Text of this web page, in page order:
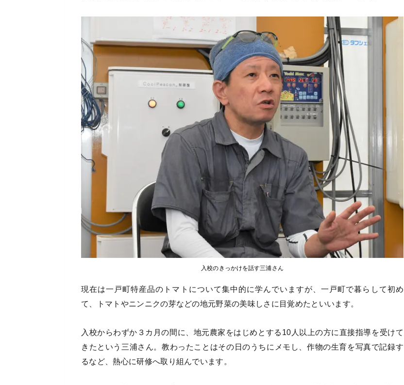
入校のきっかけを話す三浦さん
現在は一戸町特産品のトマトについて集中的に学んでいますが、一戸町で暮らして初め
て、トマトやニンニクの芽などの地元野菜の美味しさに目覚めたといいます。
入校からわずか３カ月の間に、地元農家をはじめとする10人以上の方に直接指導を受けて
きたという三浦さん。教わったことはその日のうちにメモし、作物の生育を写真で記録す
るなど、熱心に研修へ取り組んでいます。